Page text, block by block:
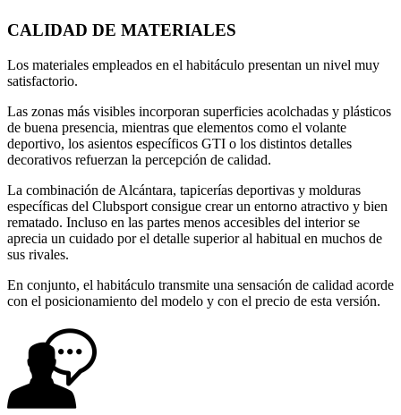
CALIDAD DE MATERIALES
Los materiales empleados en el habitáculo presentan un nivel muy
satisfactorio.
Las zonas más visibles incorporan superficies acolchadas y plásticos
de buena presencia, mientras que elementos como el volante
deportivo, los asientos específicos GTI o los distintos detalles
decorativos refuerzan la percepción de calidad.
La combinación de Alcántara, tapicerías deportivas y molduras
específicas del Clubsport consigue crear un entorno atractivo y bien
rematado. Incluso en las partes menos accesibles del interior se
aprecia un cuidado por el detalle superior al habitual en muchos de
sus rivales.
En conjunto, el habitáculo transmite una sensación de calidad acorde
con el posicionamiento del modelo y con el precio de esta versión.